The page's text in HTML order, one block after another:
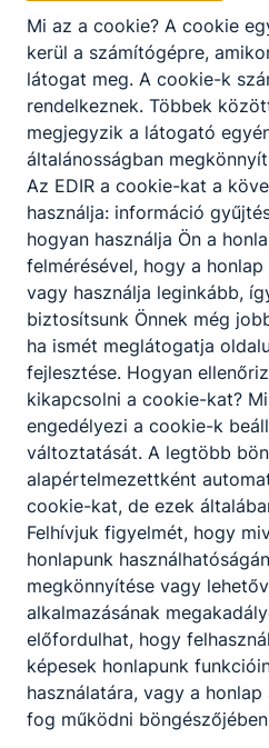
Mikulás
Galéria
Mi az a cookie? A cookie
kerül a számítógépre,
látogat meg. A cookie-k
rendelkeznek. Többek
megjegyzik a látogató
általánosságban
Az EDIR a cookie-kat a
használja: információ
hogyan használja Ön a
felmérésével, hogy a
vagy használja leginkább,
biztosítsunk Önnek még
ha ismét meglátogatja
fejlesztése. Hogyan
kikapcsolni a cookie-kat?
engedélyezi a cookie-k
változtatását. A legtöbb
alapértelmezettként
cookie-kat, de ezek
Felhívjuk figyelmét, hogy
honlapunk
megkönnyítése vagy
alkalmazásának
előfordulhat, hogy
képesek honlapunk
használatára, vagy a
fog működni